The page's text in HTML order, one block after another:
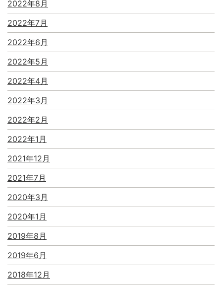
2022年8月
2022年7月
2022年6月
2022年5月
2022年4月
2022年3月
2022年2月
2022年1月
2021年12月
2021年7月
2020年3月
2020年1月
2019年8月
2019年6月
2018年12月